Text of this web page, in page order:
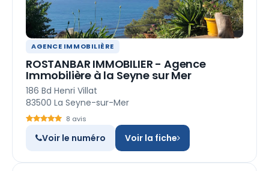
AGENCE IMMOBILIÈRE
ROSTANBAR IMMOBILIER - Agence
Immobilière à la Seyne sur Mer
186 Bd Henri Villat
83500 La Seyne-sur-Mer
8 avis
Voir le numéro Voir la fiche